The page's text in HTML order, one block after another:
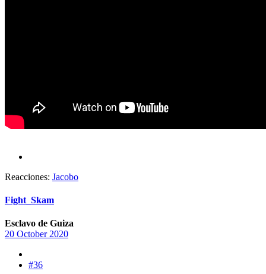
Reacciones: Jacobo
Fight_Skam
Esclavo de Guiza
20 October 2020
#36